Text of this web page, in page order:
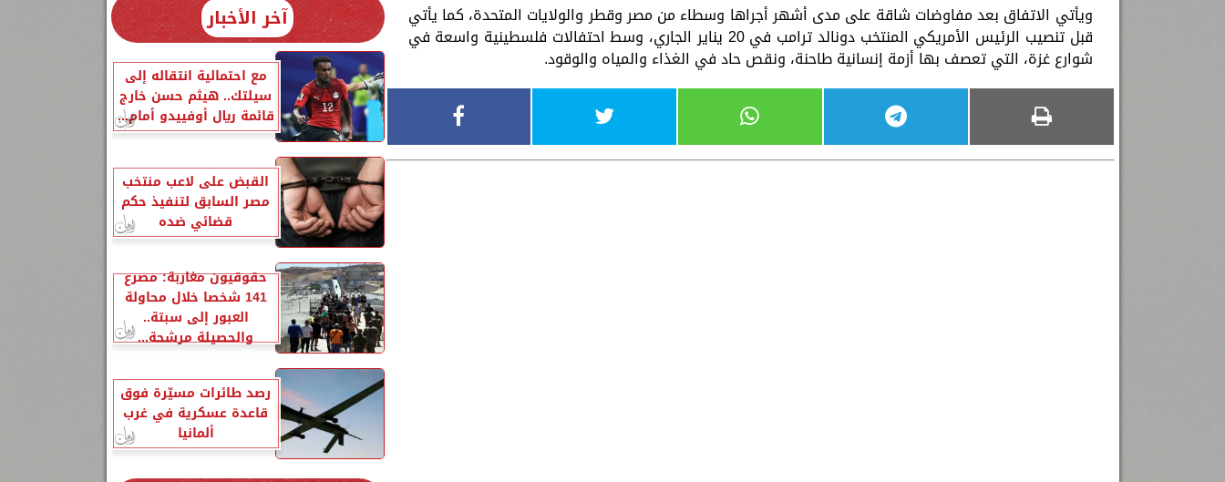
ويأتي الاتفاق بعد مفاوضات شاقة على مدى أشهر أجراها وسطاء من مصر وقطر والولايات المتحدة، كما يأتي
قبل تنصيب الرئيس الأمريكي المنتخب دونالد ترامب في 20 يناير الجاري، وسط احتفالات فلسطينية واسعة في
شوارع غزة، التي تعصف بها أزمة إنسانية طاحنة، ونقص حاد في الغذاء والمياه والوقود.
آخر الأخبار
مع احتمالية انتقاله إلى
سيلتك.. هيثم حسن خارج
قائمة ريال أوفييدو أمام...
القبض على لاعب منتخب
مصر السابق لتنفيذ حكم
قضائي ضده
حقوقيون مغاربة: مصرع
141 شخصا خلال محاولة
العبور إلى سبتة..
والحصيلة مرشحة...
رصد طائرات مسيّرة فوق
قاعدة عسكرية في غرب
ألمانيا